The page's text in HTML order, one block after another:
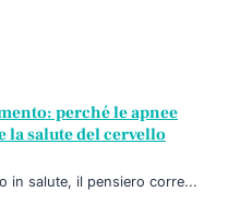
perché le apnee
la salute del cervello
in salute, il pensiero corre...